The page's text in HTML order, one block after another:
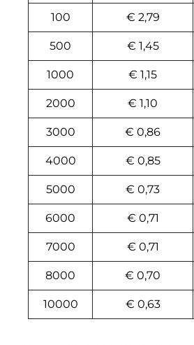
100 € 2,79
500 € 1,45
1000 € 1,15
2000 € 1,10
3000 € 0,86
4000 € 0,85
5000 € 0,73
6000 € 0,71
7000 € 0,71
8000 € 0,70
10000 € 0,63